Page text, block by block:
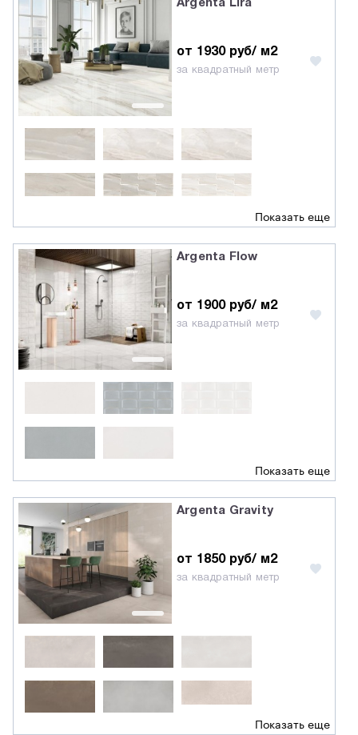
Argenta Lira
от 1930 руб/ м2
за квадратный метр
Показать еще
Argenta Flow
от 1900 руб/ м2
за квадратный метр
Показать еще
Argenta Gravity
от 1850 руб/ м2
за квадратный метр
Показать еще